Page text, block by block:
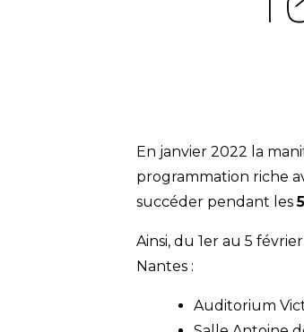
En janvier 2022 la
programmation riche
succéder pendant les
Ainsi, du 1er au 5
Nantes :
Auditorium